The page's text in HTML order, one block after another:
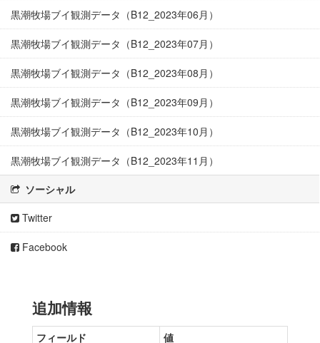
黒潮牧場ブイ観測データ（B12_2023年06月）
黒潮牧場ブイ観測データ（B12_2023年07月）
黒潮牧場ブイ観測データ（B12_2023年08月）
黒潮牧場ブイ観測データ（B12_2023年09月）
黒潮牧場ブイ観測データ（B12_2023年10月）
黒潮牧場ブイ観測データ（B12_2023年11月）
ソーシャル
Twitter
Facebook
追加情報
フィールド
値